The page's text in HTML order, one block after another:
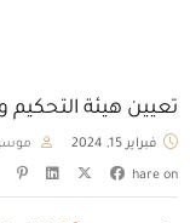
تعيين هيئة التحكيم
فبراير 15, 2024
hare on